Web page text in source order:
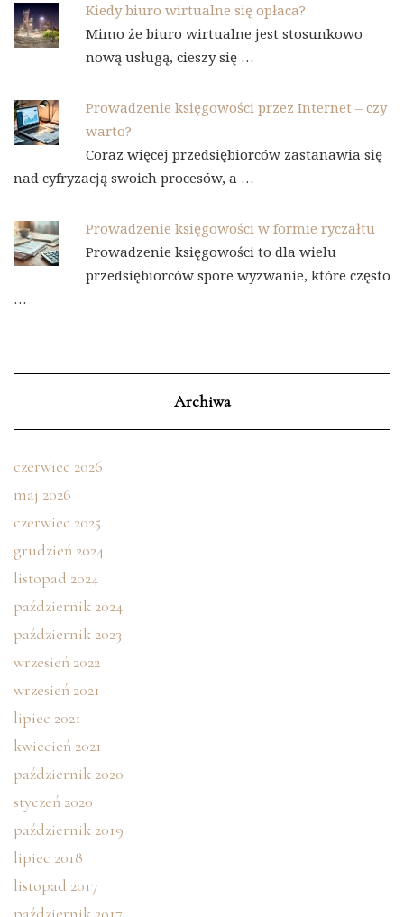
Kiedy biuro wirtualne się opłaca?
Mimo że biuro wirtualne jest stosunkowo
nową usługą, cieszy się …
Prowadzenie księgowości przez Internet – czy
warto?
Coraz więcej przedsiębiorców zastanawia się
nad cyfryzacją swoich procesów, a …
Prowadzenie księgowości w formie ryczałtu
Prowadzenie księgowości to dla wielu
przedsiębiorców spore wyzwanie, które często
…
Archiwa
czerwiec 2026
maj 2026
czerwiec 2025
grudzień 2024
listopad 2024
październik 2024
październik 2023
wrzesień 2022
wrzesień 2021
lipiec 2021
kwiecień 2021
październik 2020
styczeń 2020
październik 2019
lipiec 2018
listopad 2017